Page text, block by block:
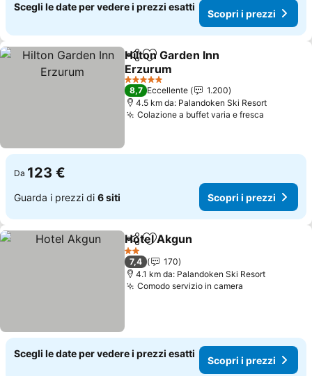
Scegli le date per vedere i prezzi esatti
Scopri i prezzi
CondividiAggiungi ai preferiti
Hilton Garden Inn
Erzurum
Scopri i prezzi
5 Stelle
8,7 Eccellente
1.200
4.5 km da: Palandoken Ski Resort
Colazione a buffet varia e fresca
Da 123 €
Guarda i prezzi di 6 siti Scopri i prezzi
CondividiAggiungi ai preferiti
Hotel Akgun
2 Stelle
7,4
170
4.1 km da: Palandoken Ski Resort
Comodo servizio in camera
Scegli le date per vedere i prezzi esatti
Scopri i prezzi